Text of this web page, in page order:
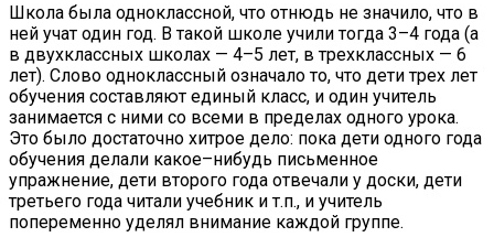
Школа была одноклассной, что отнюдь не значило, что в
ней учат один год. В такой школе учили тогда 3–4 года (а
в двухклассных школах — 4–5 лет, в трехклассных — 6
лет). Слово одноклассный означало то, что дети трех лет
обучения составляют единый класс, и один учитель
занимается с ними со всеми в пределах одного урока.
Это было достаточно хитрое дело: пока дети одного года
обучения делали какое–нибудь письменное
упражнение, дети второго года отвечали у доски, дети
третьего года читали учебник и т.п., и учитель
попеременно уделял внимание каждой группе.